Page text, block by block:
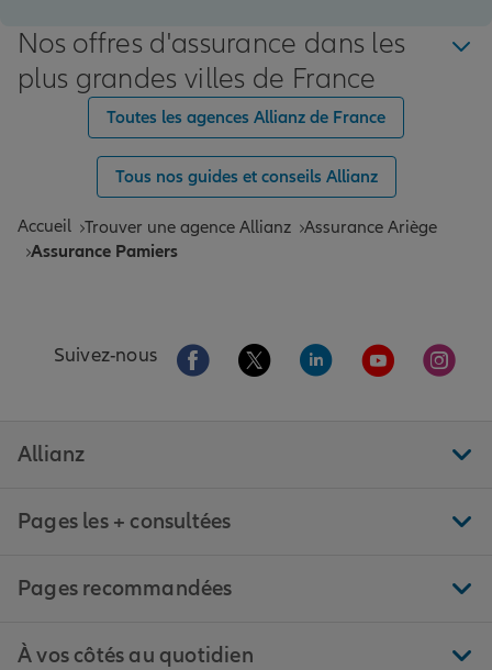
Nos offres d'assurance dans les
plus grandes villes de France
Toutes les agences Allianz de France
Tous nos guides et conseils Allianz
Accueil Trouver une agence Allianz Assurance Ariège
Assurance Pamiers
Suivez-nous Aller sur la page Facebook de Allianz
Aller sur la page Twitter de
Aller sur la page
Aller sur la
Aller
Allianz
Pages les + consultées
Pages recommandées
À vos côtés au quotidien